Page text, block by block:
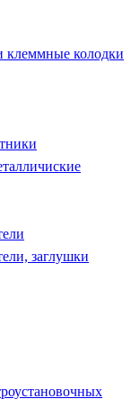
колодки
заглушки